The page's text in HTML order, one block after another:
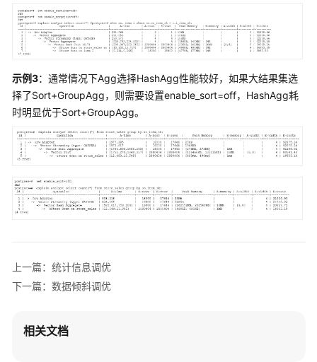
DWS
开
设
计
建
创
和
管
据
库
示例3：通常情况下Agg选择HashAgg性能较好，如果大结果集选
择了Sort+GroupAgg，则需要设置enable_sort=off，HashAgg耗
时明显优于Sort+GroupAgg。
上一篇：统计信息调优
下一篇：数据倾斜调优
相关文档